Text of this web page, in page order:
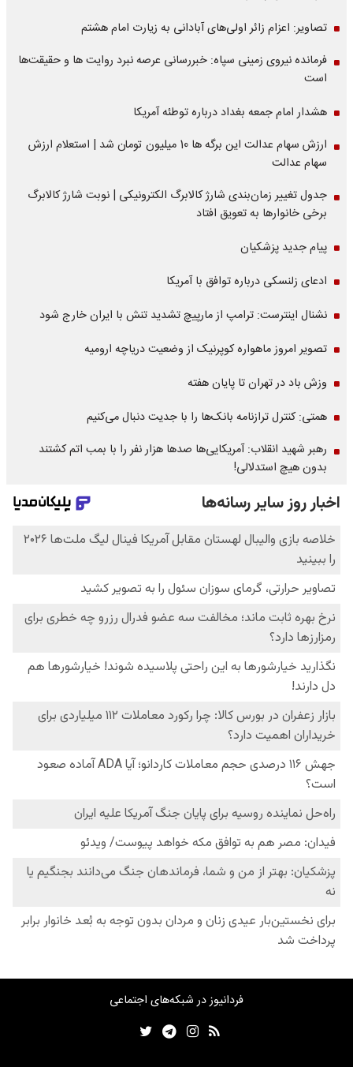
تصاویر: اعزام زائر اولی‌های آبادانی به زیارت امام هشتم
فرمانده نیروی زمینی سپاه: خبررسانی عرصه نبرد روایت ها و حقیقت‌ها
است
هشدار امام جمعه بغداد درباره توطئه آمریکا
ارزش سهام عدالت این برگه ها 10 میلیون تومان شد | استعلام ارزش
سهام عدالت
جدول تغییر زمان‌بندی شارژ کالابرگ الکترونیکی | نوبت شارژ کالابرگ
برخی خانوارها به تعویق افتاد
پیام جدید پزشکیان
ادعای زلنسکی درباره توافق با آمریکا
نشنال اینترست: ترامپ از مارپیچ تشدید تنش با ایران خارج شود
تصویر امروز ماهواره کوپرنیک از وضعیت دریاچه ارومیه
وزش باد در تهران تا پایان هفته
همتی: کنترل ترازنامه بانک‌ها را با جدیت دنبال می‌کنیم
رهبر شهید انقلاب: آمریکایی‌ها صدها هزار نفر را با بمب اتم کشتند
بدون هیچ استدلالی!
فردانیوز در شبکه‌های اجتماعی